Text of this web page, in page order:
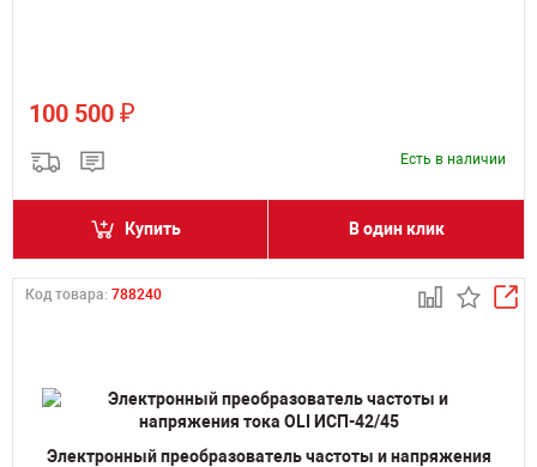
100 500 ₽
Есть в наличии
Купить В один клик
Код товара: 788240
Электронный преобразователь частоты и напряжения